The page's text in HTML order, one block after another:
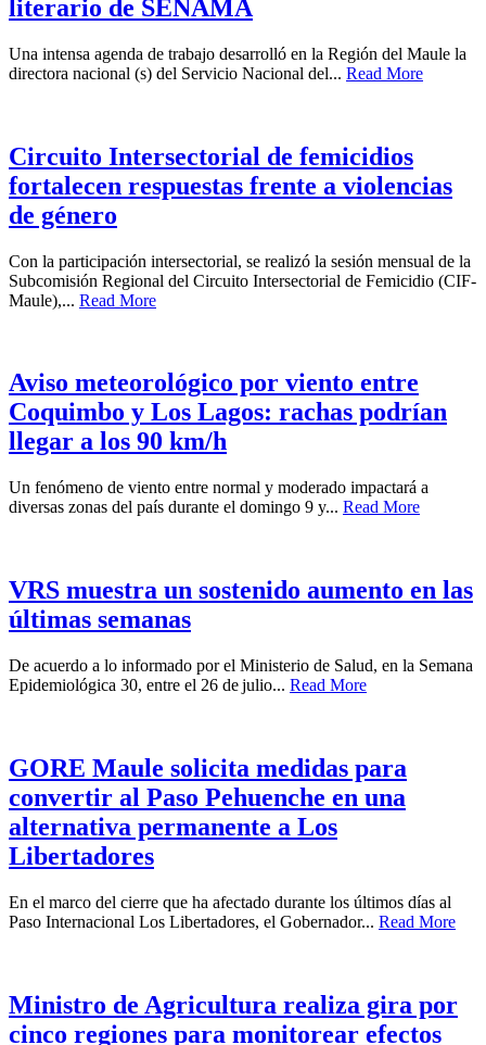
literario de SENAMA
Una intensa agenda de trabajo desarrolló en la Región del Maule la
directora nacional (s) del Servicio Nacional del... Read More
Circuito Intersectorial de femicidios
fortalecen respuestas frente a violencias
de género
Con la participación intersectorial, se realizó la sesión mensual de la
Subcomisión Regional del Circuito Intersectorial de Femicidio (CIF-
Maule),... Read More
Aviso meteorológico por viento entre
Coquimbo y Los Lagos: rachas podrían
llegar a los 90 km/h
Un fenómeno de viento entre normal y moderado impactará a
diversas zonas del país durante el domingo 9 y... Read More
VRS muestra un sostenido aumento en las
últimas semanas
De acuerdo a lo informado por el Ministerio de Salud, en la Semana
Epidemiológica 30, entre el 26 de julio... Read More
GORE Maule solicita medidas para
convertir al Paso Pehuenche en una
alternativa permanente a Los
Libertadores
En el marco del cierre que ha afectado durante los últimos días al
Paso Internacional Los Libertadores, el Gobernador... Read More
Ministro de Agricultura realiza gira por
cinco regiones para monitorear efectos